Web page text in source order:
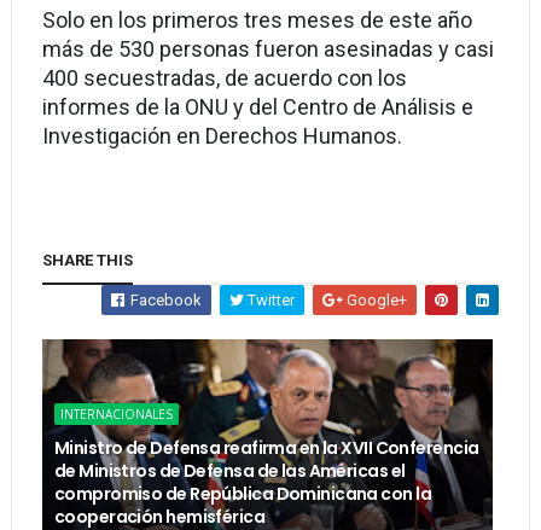
Solo en los primeros tres meses de este año
más de 530 personas fueron asesinadas y casi
400 secuestradas, de acuerdo con los
informes de la ONU y del Centro de Análisis e
Investigación en Derechos Humanos.
SHARE THIS
Facebook Twitter Google+
INTERNACIONALES
Ministro de Defensa reafirma en la XVII Conferencia
de Ministros de Defensa de las Américas el
compromiso de República Dominicana con la
cooperación hemisférica